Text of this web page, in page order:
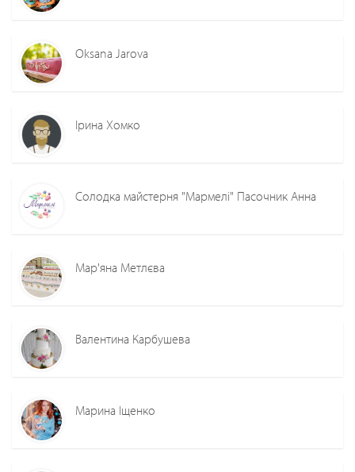
Oksana Jarova
Ірина Хомко
Солодка майстерня "Мармелі" Пасочник Анна
Мар'яна Метлєва
Валентина Карбушева
Марина Іщенко